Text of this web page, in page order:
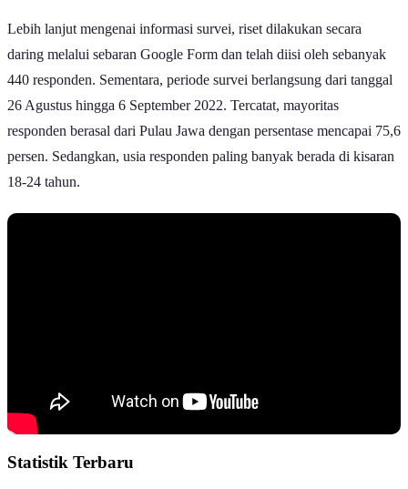
Lebih lanjut mengenai informasi survei, riset dilakukan secara
daring melalui sebaran Google Form dan telah diisi oleh sebanyak
440 responden. Sementara, periode survei berlangsung dari tanggal
26 Agustus hingga 6 September 2022. Tercatat, mayoritas
responden berasal dari Pulau Jawa dengan persentase mencapai 75,6
persen. Sedangkan, usia responden paling banyak berada di kisaran
18-24 tahun.
Statistik Terbaru